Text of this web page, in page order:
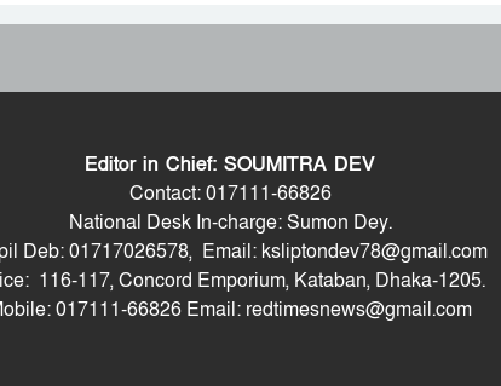
Editor in Chief: SOUMITRA DEV
Contact: 017111-66826
National Desk In-charge: Sumon Dey.
Deb: 01717026578, Email: ksliptondev78@gmail.com
116-117, Concord Emporium, Kataban, Dhaka-1205.
017111-66826 Email: redtimesnews@gmail.com